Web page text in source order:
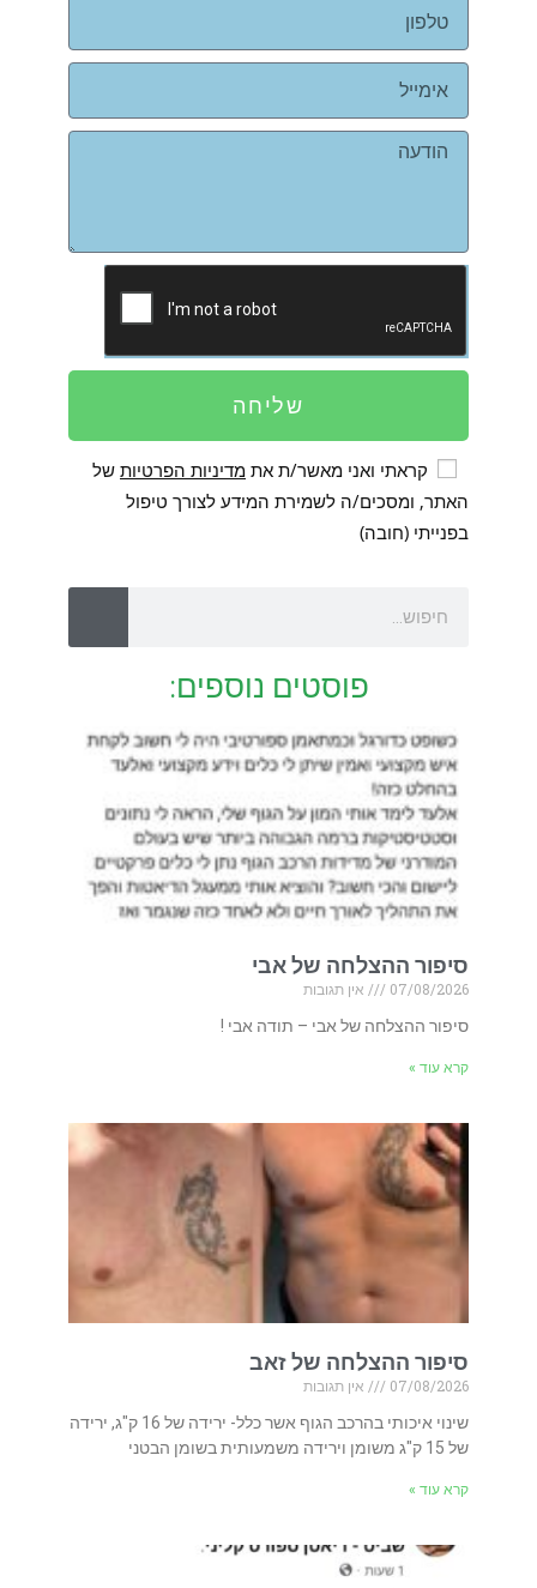
שליחה
קראתי ואני מאשר/ת את מדיניות הפרטיות של
האתר, ומסכים/ה לשמירת המידע לצורך טיפול
בפנייתי (חובה)
פוסטים נוספים:
סיפור ההצלחה של אבי
07/08/2026
אין תגובות
סיפור ההצלחה של אבי – תודה אבי !
קרא עוד »
סיפור ההצלחה של זאב
07/08/2026
אין תגובות
שינוי איכותי בהרכב הגוף אשר כלל- ירידה של 16 ק"ג, ירידה
של 15 ק"ג משומן וירידה משמעותית בשומן הבטני
קרא עוד »